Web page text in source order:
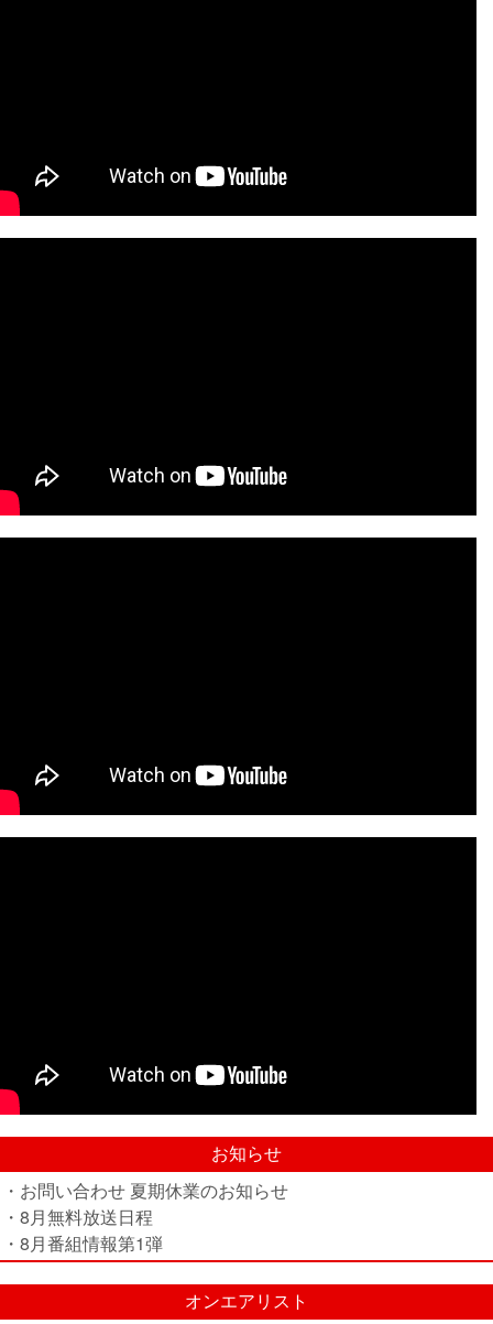
お知らせ
・お問い合わせ 夏期休業のお知らせ
・8月無料放送日程
・8月番組情報第1弾
オンエアリスト